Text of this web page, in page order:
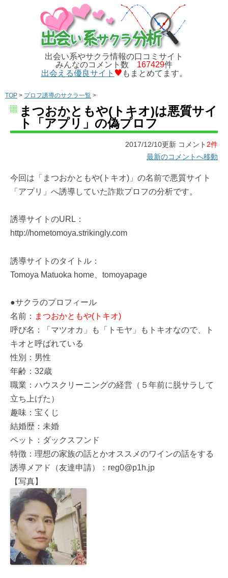
出会い系やサクラ情報の口コミサイト
みんなのコメント数 167429件
出会える優良サイト
もまとめてます。
TOP > プロフ誘導のサクラ一覧 >
まつおかともや(トキオ)は悪質サイ
ト「アプリ」の偽プロフ
2017/12/10更新 コメント 2件
最新のコメントへ移動
今回は「まつおかともや(トキオ)」の名前で悪質サイト
「アプリ」へ誘導していた詐欺プロフの分析です。
誘導サイトのURL：
http://hometomoya.strikingly.com
誘導サイトのタイトル：
Tomoya Matuoka home、tomoyapage
●サクラのプロフィール
名前： まつおかともや(トキオ)
呼び名：「マツオカ」も「トモヤ」もトキオなので、ト
キオと呼ばれている
性別：男性
年齢：32歳
職業：ハウスクリーニングの経営（５年前に脱サラして
立ち上げた）
趣味：宝くじ
結婚歴：未婚
ペット：ダックスフンド
特徴：理想の家族の話とかオススメのワインの話をする
誘導メアド（友達申請）：reg0@p1h.jp
【写真】